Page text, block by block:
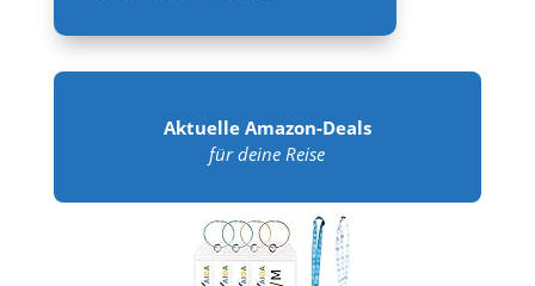
Aktuelle Amazon-Deals
für deine Reise